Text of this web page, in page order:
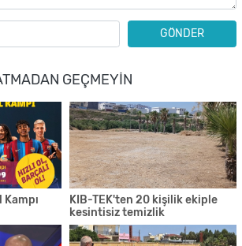
GÖNDER
GEÇMEYIN
KIB-TEK'ten 20 kişilik ekiple
kesintisiz temizlik